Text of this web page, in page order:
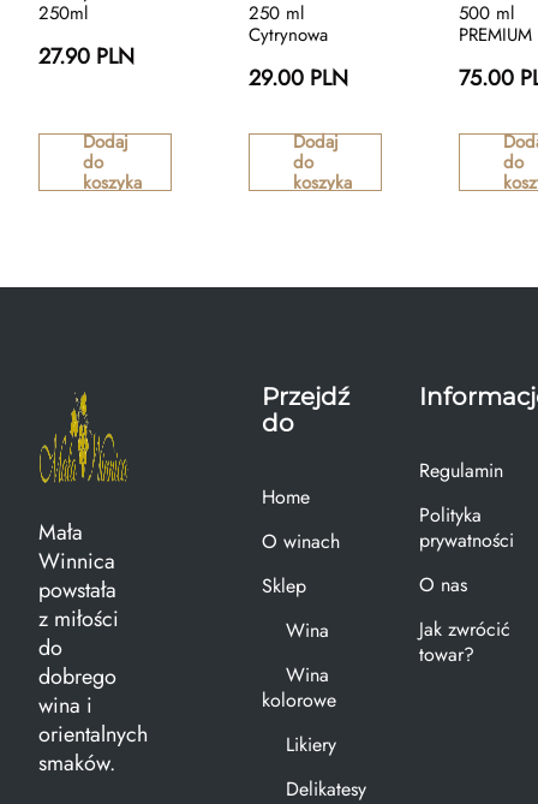
250ml
27.90 PLN
Dodaj
do
koszyka
250 ml
Cytrynowa
29.00 PLN
Dodaj
do
koszyka
500 ml
PREMIUM
75.00
do
Mała
Winnica
powstała
z miłości
do
dobrego
wina i
orientalnych
smaków.
Przejdź
do
Home
O winach
Sklep
Wina
Wina
kolorowe
Likiery
Delikatesy
Regulamin
Polityka
prywatności
O nas
Jak zwrócić
towar?